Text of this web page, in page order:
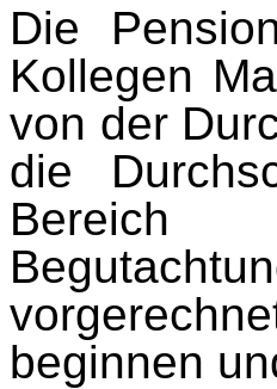
Die
Kollegen
von der
die
beginnen